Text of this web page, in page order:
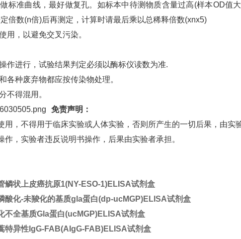
标准曲线，最好做复孔。如标本中待测物质含量过高(样本OD值
倍数(n倍)后再测定，计算时请最后乘以总稀释倍数(xnx5)
用，以避免交叉污染。
作进行，试验结果判定必须以酶标仪读数为准.
各种废弃物都应按传染物处理。
不得混用。
免责声明：
，不得用于临床实验或人体实验，否则所产生的一切后果，由实
，实验者违反说明书操作，后果由实验者承担。
鳞状上皮癌抗原1(NY-ESO-1)ELISA试剂盒
酸化-未羧化的基质gla蛋白(dp-ucMGP)ELISA试剂盒
不全基质Gla蛋白(ucMGP)ELISA试剂盒
特异性IgG-FAB(AIgG-FAB)ELISA试剂盒